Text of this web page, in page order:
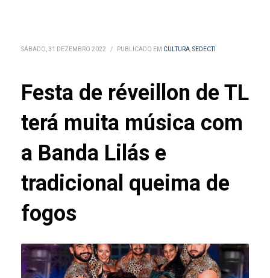
SÁBADO, 31 DEZEMBRO 2022 / PUBLICADO EM CULTURA,SEDECTI
Festa de réveillon de TL
terá muita música com
a Banda Lilás e
tradicional queima de
fogos